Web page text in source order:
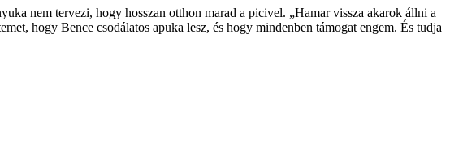
nem tervezi, hogy hosszan otthon marad a picivel. „Hamar vissza akarok állni a
hogy Bence csodálatos apuka lesz, és hogy mindenben támogat engem. És tudja